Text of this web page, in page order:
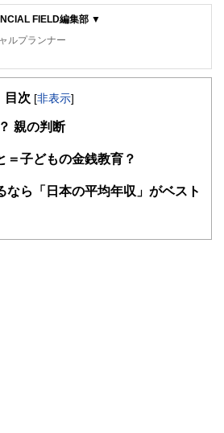
FIELD編集部 ▼
ルプランナー
集部は、金融、経済に関する記事を、日々
も理解できるようわかりやすく発信していま
お金や暮らし」に関する書籍・雑誌の編集経
、企画立案から記事掲載まですべての工程に
プランナー、公認会計士、社会保険労務
目次 [非表示]
親の判断
＝子どもの金銭教育？
なら「日本の平均年収」がベスト